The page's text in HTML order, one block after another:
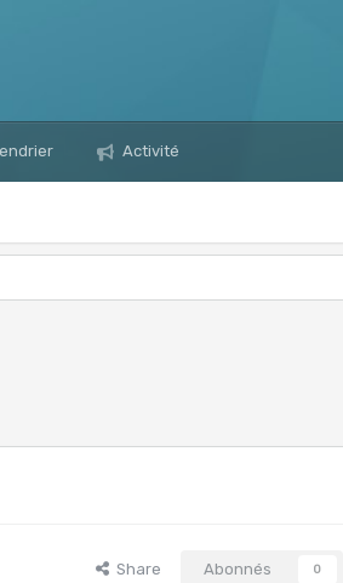
Activité
Share Abonnés 0